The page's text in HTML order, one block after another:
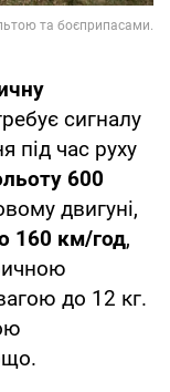
сигналу
під час руху
600
двигуні,
160 км/год,
до 12 кг.